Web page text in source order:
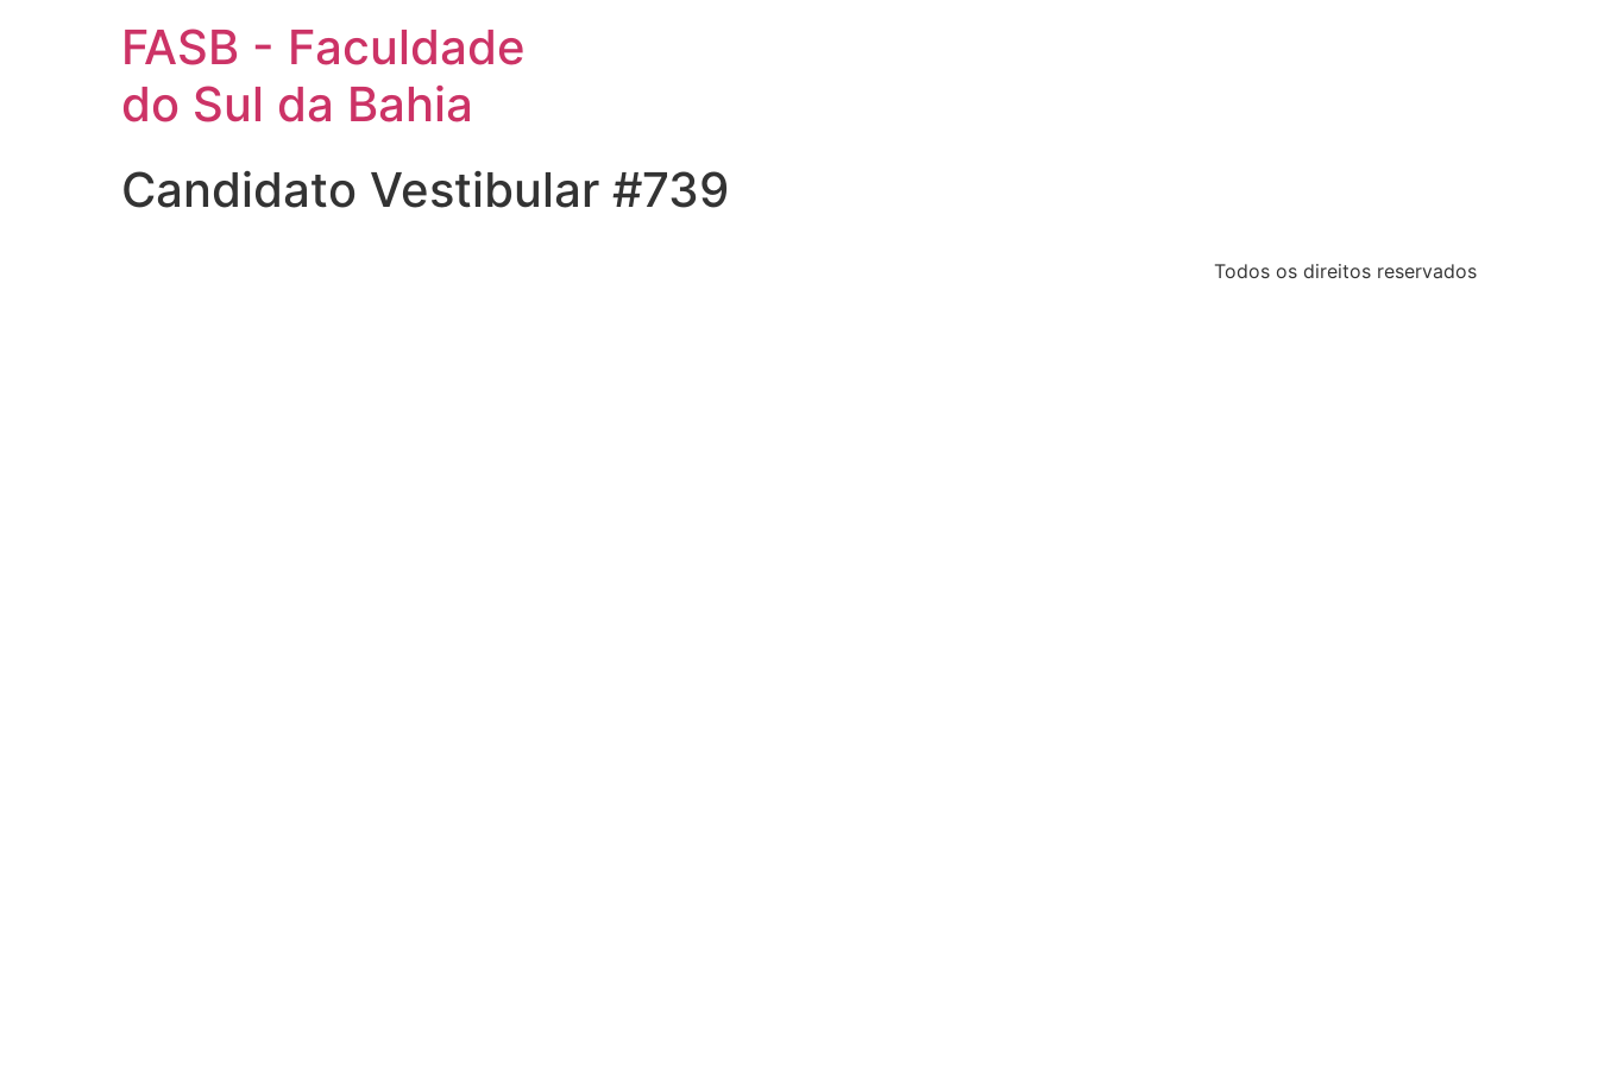
FASB - Faculdade
do Sul da Bahia
Candidato Vestibular #739
Todos os direitos reservados